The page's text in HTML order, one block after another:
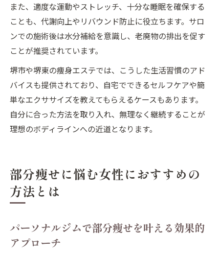
また、適度な運動やストレッチ、十分な睡眠を確保する
ことも、代謝向上やリバウンド防止に役立ちます。サロ
ンでの施術後は水分補給を意識し、老廃物の排出を促す
ことが推奨されています。
堺市や堺東の痩身エステでは、こうした生活習慣のアド
バイスも提供されており、自宅でできるセルフケアや簡
単なエクササイズを教えてもらえるケースもあります。
自分に合った方法を取り入れ、無理なく継続することが
理想のボディラインへの近道となります。
部分痩せに悩む女性におすすめの
方法とは
パーソナルジムで部分痩せを叶える効果的
アプローチ